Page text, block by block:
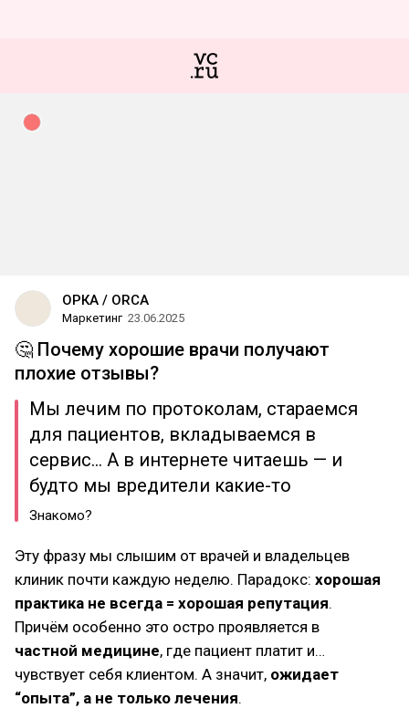
ОРКА / ORCA
Маркетинг 23.06.2025
🤔 Почему хорошие врачи получают
плохие отзывы?
Мы лечим по протоколам, стараемся
для пациентов, вкладываемся в
сервис… А в интернете читаешь — и
будто мы вредители какие-то
Знакомо?
Эту фразу мы слышим от врачей и владельцев
клиник почти каждую неделю. Парадокс: хорошая
практика не всегда = хорошая репутация.
Причём особенно это остро проявляется в
частной медицине, где пациент платит и…
чувствует себя клиентом. А значит, ожидает
“опыта”, а не только лечения.